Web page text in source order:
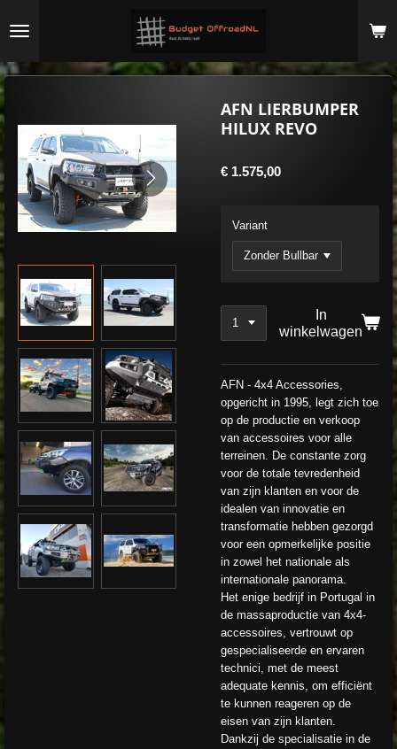
direct
de
AFN LIERBUMPER
HILUX REVO
€ 1.575,00
Variant
In
winkelwagen
AFN - 4x4 Accessories,
opgericht in 1995, legt zich toe
op de productie en verkoop
van accessoires voor alle
terreinen. De constante zorg
voor de totale tevredenheid
van zijn klanten en voor de
idealen van innovatie en
transformatie hebben gezorgd
voor een opmerkelijke positie
in zowel het nationale als
internationale panorama.
Het enige bedrijf in Portugal in
de massaproductie van 4x4-
accessoires, vertrouwt op
gespecialiseerde en ervaren
technici, met de meest
adequate kennis, om efficiënt
te kunnen reageren op de
eisen van zijn klanten.
Dankzij de specialisatie in de